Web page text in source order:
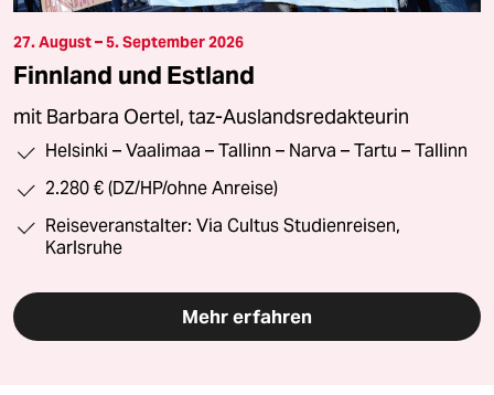
27. August – 5. September 2026
Finnland und Estland
mit Barbara Oertel, taz-Auslandsredakteurin
Helsinki – Vaalimaa – Tallinn – Narva – Tartu – Tallinn
2.280 € (DZ/HP/ohne Anreise)
Reiseveranstalter: Via Cultus Studienreisen,
Karlsruhe
Mehr erfahren